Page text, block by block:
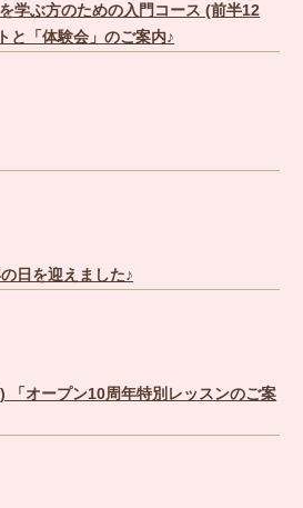
学ぶ方のための入門コース (前半12
と「体験会」のご案内♪
日を迎えました♪
オープン10周年特別レッスンのご案